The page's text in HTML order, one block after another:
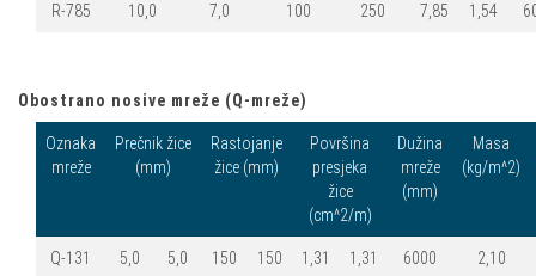
R-785 10,0 7,0 100 250 7,85 1,54
Obostrano nosive mreže (Q-mreže)
Oznaka
mreže
Prečnik žice
(mm)
Rastojanje
žice (mm)
Površina
presjeka
žice
(cm^2/m)
Dužina
mreže
(mm)
Masa
(kg/m^2)
Q-131 5,0 5,0 150 150 1,31 1,31 6000 2,10